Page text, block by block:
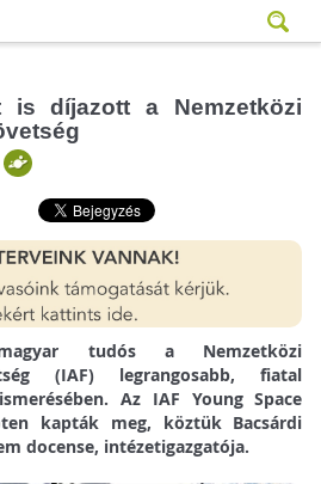
is díjazott a Nemzetközi
tudós a Nemzetközi
(IAF) legrangosabb, fiatal
Az IAF Young Space
kapták meg, köztük Bacsárdi
docense, intézetigazgatója.